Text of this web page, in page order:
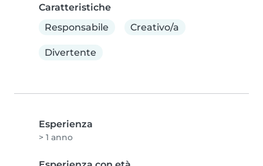
Caratteristiche
Responsabile
Creativo/a
Divertente
Esperienza
> 1 anno